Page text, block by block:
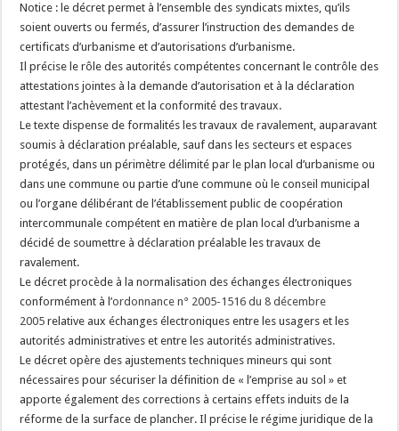
Notice : le décret permet à l’ensemble des syndicats mixtes, qu’ils
soient ouverts ou fermés, d’assurer l’instruction des demandes de
certificats d’urbanisme et d’autorisations d’urbanisme.
Il précise le rôle des autorités compétentes concernant le contrôle des
attestations jointes à la demande d’autorisation et à la déclaration
attestant l’achèvement et la conformité des travaux.
Le texte dispense de formalités les travaux de ravalement, auparavant
soumis à déclaration préalable, sauf dans les secteurs et espaces
protégés, dans un périmètre délimité par le plan local d’urbanisme ou
dans une commune ou partie d’une commune où le conseil municipal
ou l’organe délibérant de l’établissement public de coopération
intercommunale compétent en matière de plan local d’urbanisme a
décidé de soumettre à déclaration préalable les travaux de
ravalement.
Le décret procède à la normalisation des échanges électroniques
conformément à l’ordonnance n° 2005-1516 du 8 décembre
2005 relative aux échanges électroniques entre les usagers et les
autorités administratives et entre les autorités administratives.
Le décret opère des ajustements techniques mineurs qui sont
nécessaires pour sécuriser la définition de « l’emprise au sol » et
apporte également des corrections à certains effets induits de la
réforme de la surface de plancher. Il précise le régime juridique de la